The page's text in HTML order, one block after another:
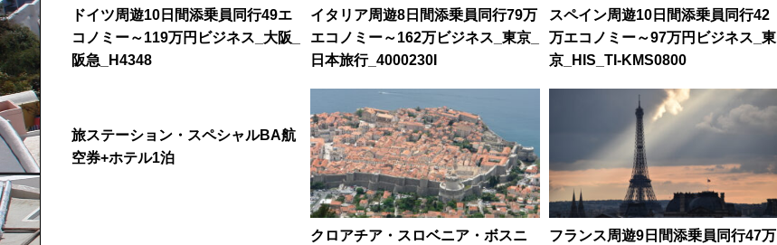
ドイツ周遊10日間添乗員同行49エ
コノミー～119万円ビジネス_大阪_
阪急_H4348
イタリア周遊8日間添乗員同行79万
エコノミー～162万ビジネス_東京_
日本旅行_4000230I
スペイン周遊10日間添乗員同行42
万エコノミー～97万円ビジネス_東
京_HIS_TI-KMS0800
旅ステーション・スペシャルBA航
空券+ホテル1泊
クロアチア・スロベニア・ボスニ フランス周遊9日間添乗員同行47万